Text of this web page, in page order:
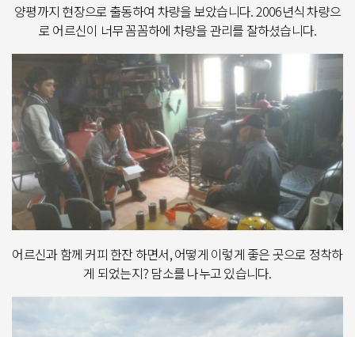
양평까지 현장으로 출동하여 차량을 보았습니다. 2006년식 차량으
로 어르신이 너무 꼼꼼하에 차량을 관리를 잘하셨습니다.
어르신과 함께 커피 한잔 하면서, 어떻게 이렇게 좋은 곳으로 정착하
게 되었는지? 담소를 나누고 있습니다.